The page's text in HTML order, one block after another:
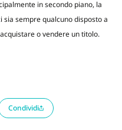
in secondo piano, la
sempre qualcuno disposto a
o vendere un titolo.
Condividi